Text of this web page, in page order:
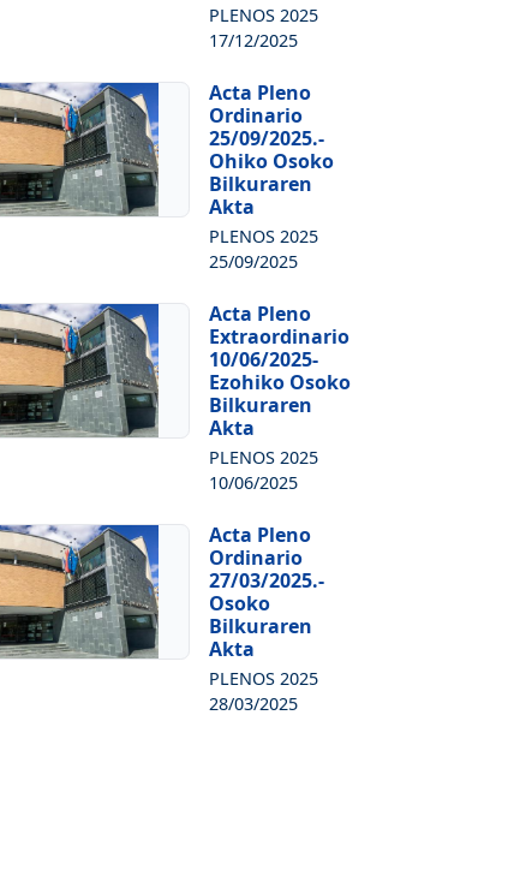
PLENOS 2025
17/12/2025
Acta Pleno
Ordinario
25/09/2025.-
Ohiko Osoko
Bilkuraren
Akta
PLENOS 2025
25/09/2025
Acta Pleno
Extraordinario
10/06/2025-
Ezohiko Osoko
Bilkuraren
Akta
PLENOS 2025
10/06/2025
Acta Pleno
Ordinario
27/03/2025.-
Osoko
Bilkuraren
Akta
PLENOS 2025
28/03/2025